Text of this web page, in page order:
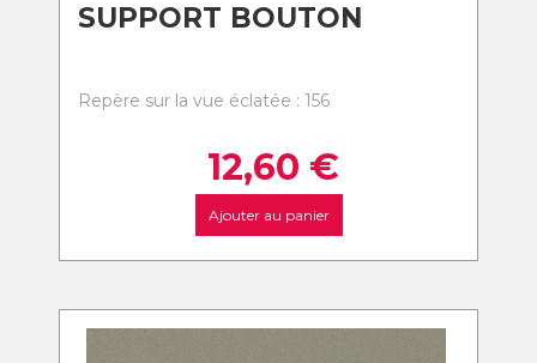
SUPPORT BOUTON
Repère sur la vue éclatée : 156
12,60 €
Ajouter au panier